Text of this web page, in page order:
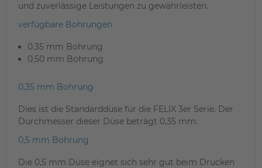
und zuverlässige Leistungen zu gewährleisten.
verfügbare Bohrungen
0.35 mm Bohrung
0.50 mm Bohrung
0,35 mm Bohrung
Dies ist die Standarddüse für die FELIX 3er Serie. Der
Durchmesser dieser Düse beträgt 0,35 mm.
0,5 mm Bohrung
Die 0,5 mm Düse eignet sich sehr gut beim Drucken